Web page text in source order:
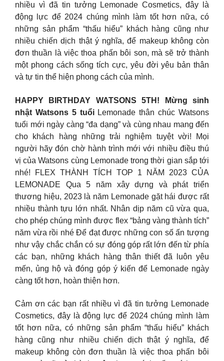
nhiều vì đã tin tưởng Lemonade Cosmetics, đây là
động lực để 2024 chúng mình làm tốt hơn nữa, có
những sản phẩm “thấu hiểu” khách hàng cũng như
nhiều chiến dịch thật ý nghĩa, để makeup không còn
đơn thuần là việc thoa phấn bôi son, mà sẽ trở thành
một phong cách sống tích cực, yêu đời yêu bản thân
và tự tin thể hiện phong cách của mình.
HAPPY BIRTHDAY WATSONS 5TH! Mừng sinh
nhật Watsons 5 tuổi Lemonade thân chúc Watsons
tuổi mới ngày càng “đa dạng” và cùng nhau mang đến
cho khách hàng những trải nghiệm tuyệt vời! Mọi
người hãy đón chờ hành trình mới với nhiều điều thú
vị của Watsons cùng Lemonade trong thời gian sắp tới
nhé! FLEX THÀNH TÍCH TOP 1 NĂM 2023 CỦA
LEMONADE Qua 5 năm xây dựng và phát triển
thương hiệu, 2023 là năm Lemonade gặt hái được rất
nhiều thành tựu lớn nhất. Nhân dịp năm cũ vừa qua,
cho phép chúng mình được flex “bảng vàng thành tích”
năm vừa rồi nhé Để đạt được những con số ấn tượng
như vậy chắc chắn có sự đóng góp rất lớn đến từ phía
các bạn, những khách hàng thân thiết đã luôn yêu
mến, ủng hộ và đóng góp ý kiến để Lemonade ngày
càng tốt hơn, hoàn thiện hơn.
Cảm ơn các bạn rất nhiều vì đã tin tưởng Lemonade
Cosmetics, đây là động lực để 2024 chúng mình làm
tốt hơn nữa, có những sản phẩm “thấu hiểu” khách
hàng cũng như nhiều chiến dịch thật ý nghĩa, để
makeup không còn đơn thuần là việc thoa phấn bôi